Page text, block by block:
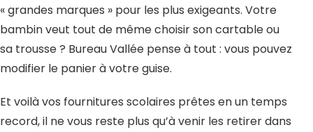
« grandes marques » pour les plus exigeants. Votre
bambin veut tout de même choisir son cartable ou
sa trousse ? Bureau Vallée pense à tout : vous pouvez
modifier le panier à votre guise.
Et voilà vos fournitures scolaires prêtes en un temps
record, il ne vous reste plus qu’à venir les retirer dans